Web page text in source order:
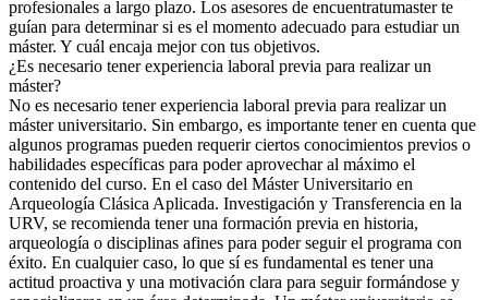
profesionales a largo plazo. Los asesores de encuentratumaster te
guían para determinar si es el momento adecuado para estudiar un
máster. Y cuál encaja mejor con tus objetivos.
¿Es necesario tener experiencia laboral previa para realizar un
máster?
No es necesario tener experiencia laboral previa para realizar un
máster universitario. Sin embargo, es importante tener en cuenta que
algunos programas pueden requerir ciertos conocimientos previos o
habilidades específicas para poder aprovechar al máximo el
contenido del curso. En el caso del Máster Universitario en
Arqueología Clásica Aplicada. Investigación y Transferencia en la
URV, se recomienda tener una formación previa en historia,
arqueología o disciplinas afines para poder seguir el programa con
éxito. En cualquier caso, lo que sí es fundamental es tener una
actitud proactiva y una motivación clara para seguir formándose y